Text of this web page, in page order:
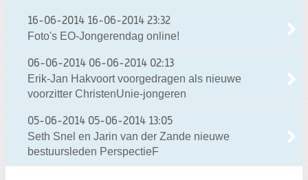
16-06-2014 16-06-2014 23:32
Foto's EO-Jongerendag online!
06-06-2014 06-06-2014 02:13
Erik-Jan Hakvoort voorgedragen als nieuwe
voorzitter ChristenUnie-jongeren
05-06-2014 05-06-2014 13:05
Seth Snel en Jarin van der Zande nieuwe
bestuursleden PerspectieF